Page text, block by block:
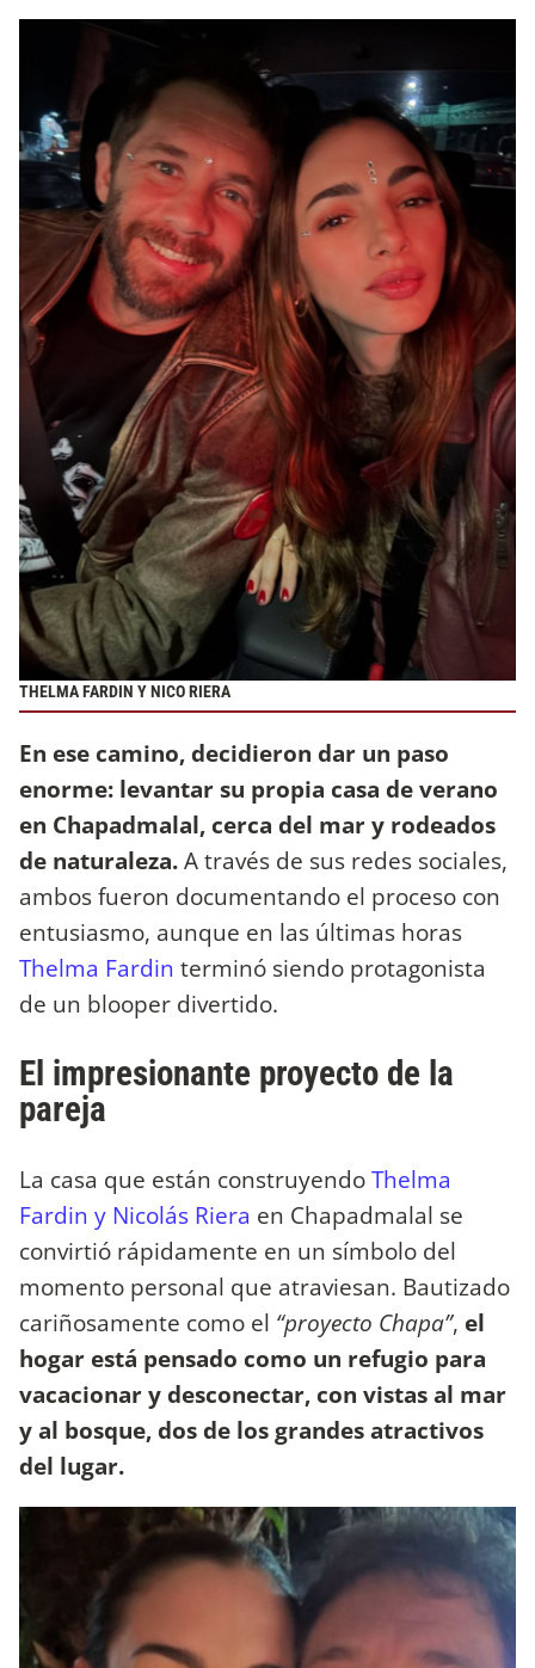
THELMA FARDIN Y NICO RIERA
En ese camino, decidieron dar un paso
enorme: levantar su propia casa de verano
en Chapadmalal, cerca del mar y rodeados
de naturaleza.A través de sus redes sociales,
ambos fueron documentando el proceso con
entusiasmo, aunque en las últimas horas
Thelma Fardin terminó siendo protagonista
de un blooper divertido.
El impresionante proyecto de la
pareja
La casa que están construyendoThelma
Fardin y Nicolás Riera en Chapadmalal se
convirtió rápidamente en un símbolo del
momento personal que atraviesan. Bautizado
cariñosamente como el “proyecto Chapa”, el
hogar está pensado como un refugio para
vacacionar y desconectar, con vistas al mar
y al bosque, dos de los grandes atractivos
del lugar.